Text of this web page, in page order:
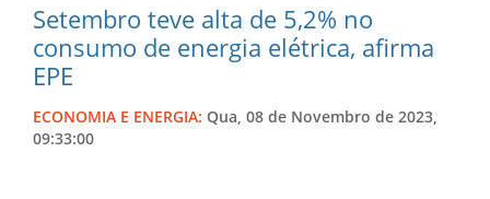
Setembro teve alta de 5,2% no
consumo de energia elétrica, afirma
EPE
ECONOMIA E ENERGIA: Qua, 08 de Novembro de 2023,
09:33:00